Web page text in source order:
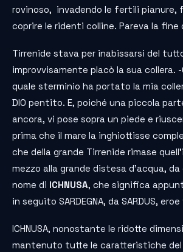
rovinoso, invadendo le fertili pianure,
coprire le ridenti colline. Pareva la fine
Tirrenide stava per inabissarsi del
improvvisamente placò la sua collera.
quale sterminio ha portato la mia
DIO pentito. E, poiché una piccola
ancora, vi pose sopra un piede e
prima che il mare la inghiottisse
che della grande Tirrenide rimase
mezzo alla grande distesa d’acqua,
nome di ICHNUSA, che significa
in seguito SARDEGNA, da SARDUS,
ICHNUSA, nonostante le ridotte
mantenuto tutte le caratteristiche